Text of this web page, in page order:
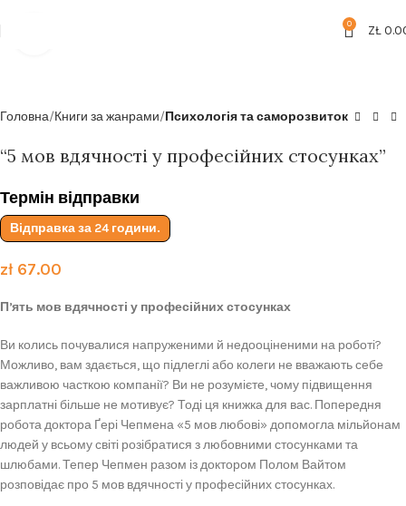
0 ZŁ
Головна Книги за жанрами Психологія та саморозвиток
“5 мов вдячності у професійних стосунках”
Термін відправки
Відправка за 24 години.
zł67.00
Пʼять мов вдячності у професійних стосунках
Ви колись почувалися напруженими й недооціненими на роботі?
Можливо, вам здається, що підлеглі або колеги не вважають себе
важливою часткою компанії? Ви не розумієте, чому підвищення
зарплатні більше не мотивує? Тоді ця книжка для вас. Попередня
робота доктора Ґері Чепмена «5 мов любові» допомогла мільйонам
людей у всьому світі розібратися з любовними стосунками та
шлюбами. Тепер Чепмен разом із доктором Полом Вайтом
розповідає про 5 мов вдячності у професійних стосунках.